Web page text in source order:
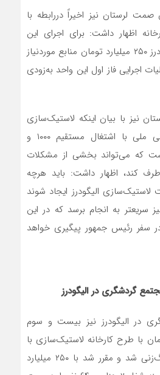
لرستان نیز اخیراً دررابطه با
اظهار داشت: برای اجرای این
پروژه در شهرستان الیگودرز ۲۵۰ میلیارد تومان منابع موردنیاز
اجرایی فاز اول این واحد به‌زودی
نیز با بیان اینکه لاستیک‌سازی
الیگودرز، پروژه‌ای استانی ملی با اشتغال مستقیم ۱۰۰۰ و
۳۰۰۰ نفر است که می‌تواند بخشی از مشکلات
کند، اظهار داشت: باید هرچه
لاستیک‌سازی الیگودرز ایجاد شوند
متری نیز سریعتر به انجام برسد که در این
در سفر رئیس جمهور پیگیری خواهد
گردشگری در الیگودرز
در الیگودرز نیز بیست و سوم
سال ۹۷ همزمان با طرح کارخانه لاستیک‌سازی با
حضور شریعتمداری کلنگ‌زنی شد و مقرر شد با ۲۵۰ میلیارد